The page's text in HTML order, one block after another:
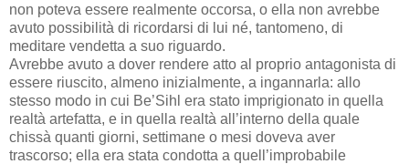
non poteva essere realmente occorsa, o ella non avrebbe
avuto possibilità di ricordarsi di lui né, tantomeno, di
meditare vendetta a suo riguardo.
Avrebbe avuto a dover rendere atto al proprio antagonista di
essere riuscito, almeno inizialmente, a ingannarla: allo
stesso modo in cui Be’Sihl era stato imprigionato in quella
realtà artefatta, e in quella realtà all’interno della quale
chissà quanti giorni, settimane o mesi doveva aver
trascorso; ella era stata condotta a quell’improbabile